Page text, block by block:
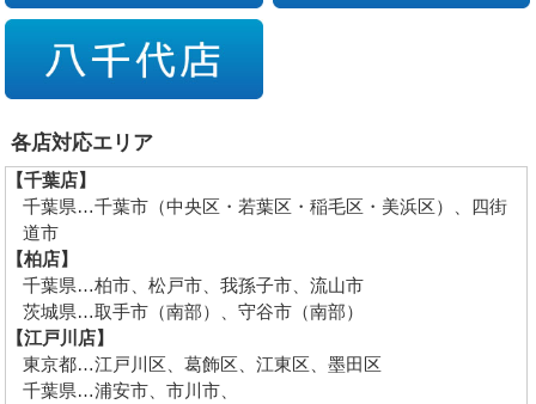
各店対応エリア
【千葉店】
千葉県…千葉市（中央区・若葉区・稲毛区・美浜区）、四街
道市
【柏店】
千葉県…柏市、松戸市、我孫子市、流山市
茨城県…取手市（南部）、守谷市（南部）
【江戸川店】
東京都…江戸川区、葛飾区、江東区、墨田区
千葉県…浦安市、市川市、